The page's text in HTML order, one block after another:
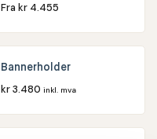
Fra kr 4.455
Bannerholder
kr3.480 inkl. mva